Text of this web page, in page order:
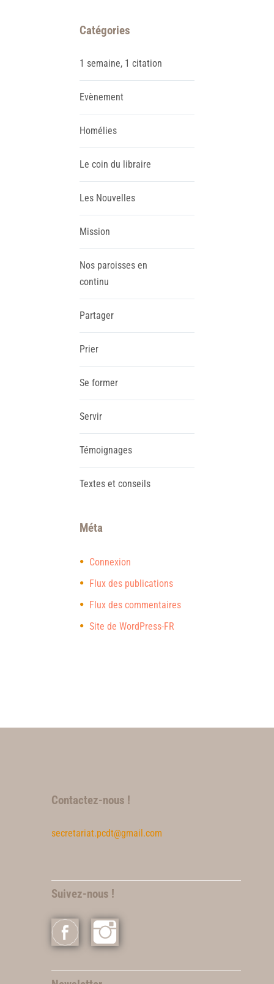
Catégories
1 semaine, 1 citation
Evènement
Homélies
Le coin du libraire
Les Nouvelles
Mission
Nos paroisses en
continu
Partager
Prier
Se former
Servir
Témoignages
Textes et conseils
Méta
Connexion
Flux des publications
Flux des commentaires
Site de WordPress-FR
Contactez-nous !
secretariat.pcdt@gmail.com
Suivez-nous !